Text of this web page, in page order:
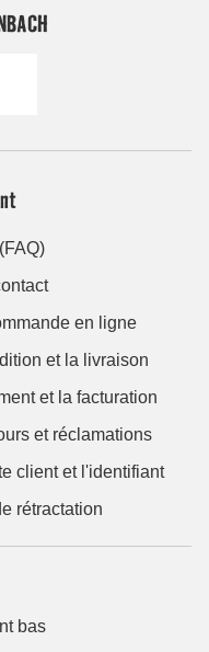
en ligne
et la livraison
et la facturation
et réclamations
client et l'identifiant
rétractation
bas